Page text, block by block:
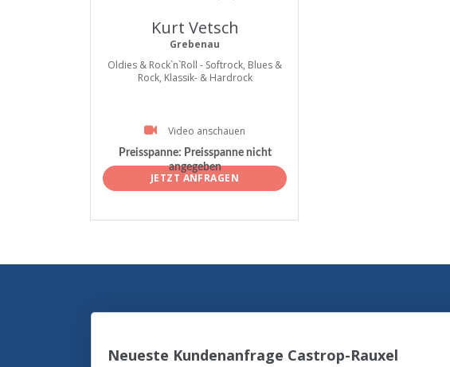
Kurt Vetsch
Grebenau
Oldies & Rock`n`Roll - Softrock, Blues &
Rock, Klassik- & Hardrock
Video anschauen
Preisspanne: Preisspanne nicht
angegeben
JETZT ANFRAGEN
Neueste Kundenanfrage Castrop-Rauxel